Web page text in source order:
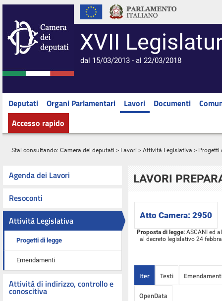
XVII
dal 15/03/2013 - al 22/03/2018
Deputati Organi Parlamentari Lavori Documenti
Accesso rapido
Stai consultando: Camera dei deputati > Lavori > Attività Legislativa > Progetti
Agenda dei Lavori
Resoconti
Attività Legislativa
Progetti di legge
Emendamenti
Attività di indirizzo, controllo e
conoscitiva
LAVORI
Atto Camera: 2950
Proposta di legge: ASCANI ed
al decreto legislativo 24
Iter Testi
OpenData